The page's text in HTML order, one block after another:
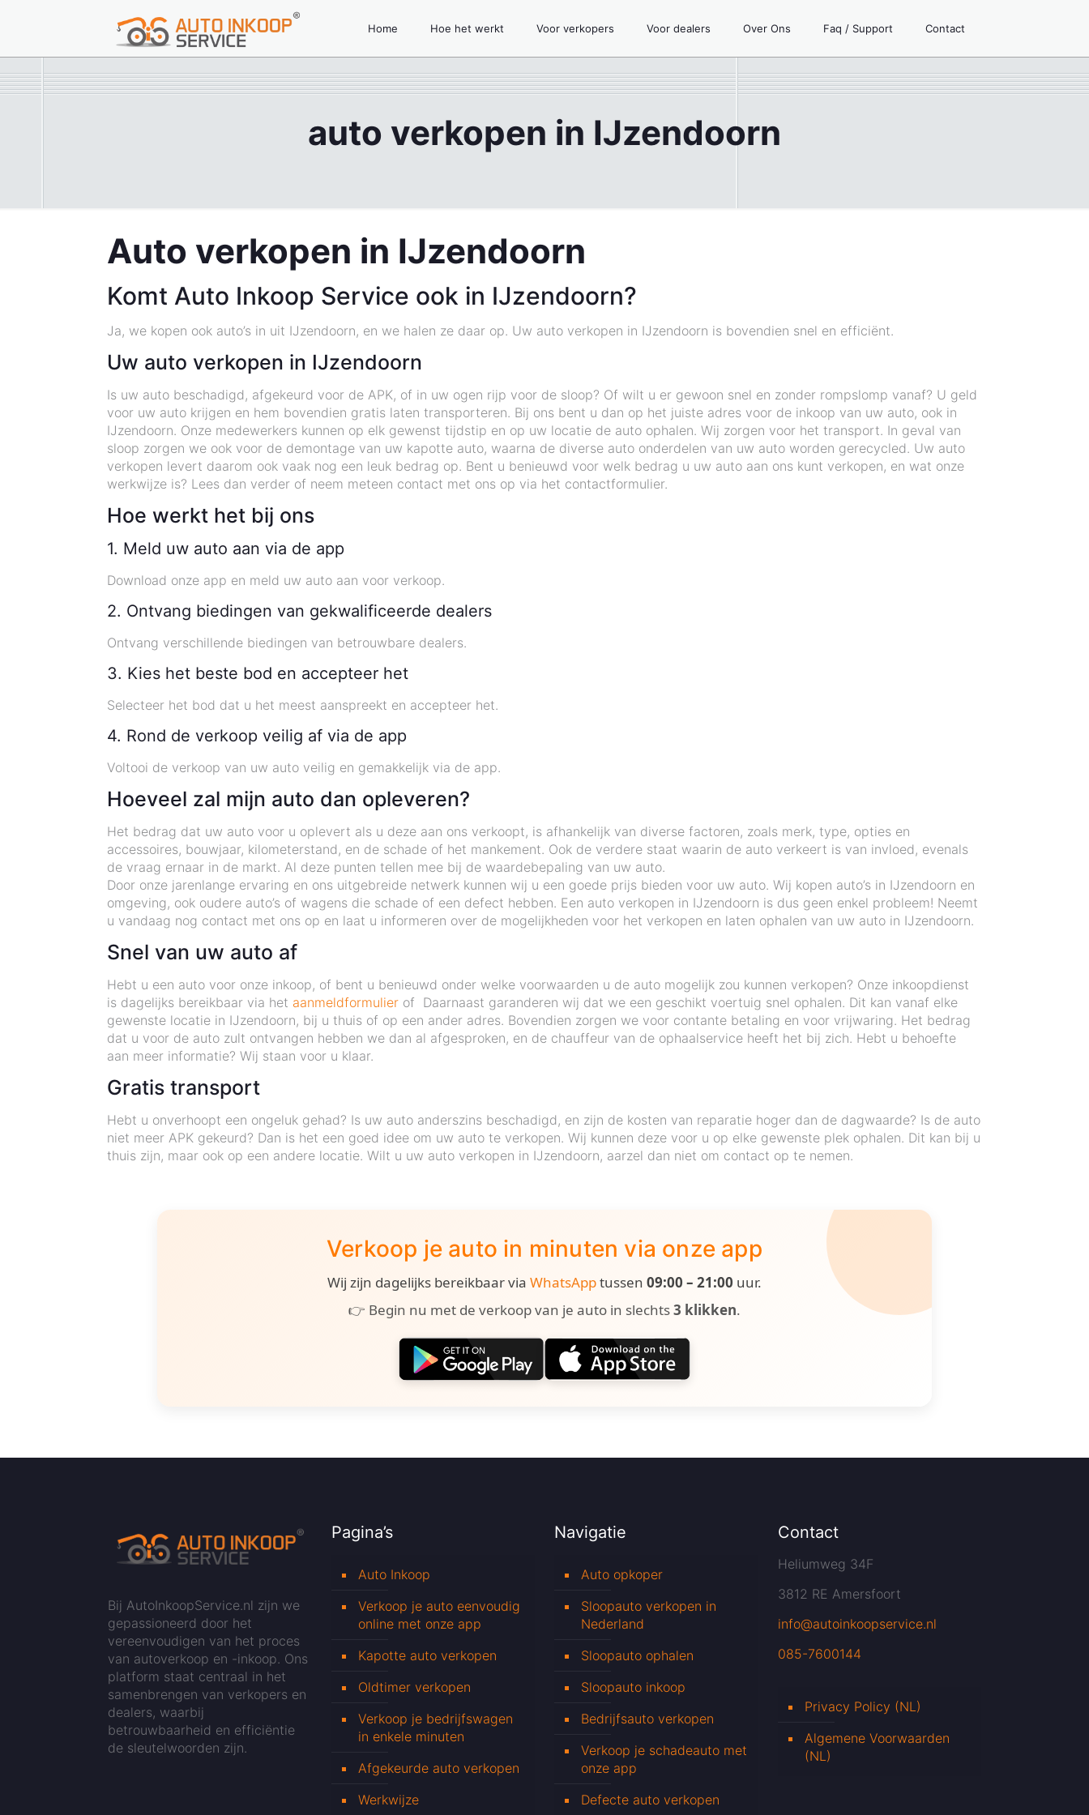
Home Hoe het werkt Voor verkopers Voor dealers Over Ons Faq / Support Contact
auto verkopen in IJzendoorn
Auto verkopen in IJzendoorn
Komt Auto Inkoop Service ook in IJzendoorn?
Ja, we kopen ook auto’s in uit IJzendoorn, en we halen ze daar op. Uw auto verkopen in IJzendoorn is bovendien snel en efficiënt.
Uw auto verkopen in IJzendoorn
Is uw auto beschadigd, afgekeurd voor de APK, of in uw ogen rijp voor de sloop? Of wilt u er gewoon snel en zonder rompslomp vanaf? U geld
voor uw auto krijgen en hem bovendien gratis laten transporteren. Bij ons bent u dan op het juiste adres voor de inkoop van uw auto, ook in
IJzendoorn. Onze medewerkers kunnen op elk gewenst tijdstip en op uw locatie de auto ophalen. Wij zorgen voor het transport. In geval van
sloop zorgen we ook voor de demontage van uw kapotte auto, waarna de diverse auto onderdelen van uw auto worden gerecycled. Uw auto
verkopen levert daarom ook vaak nog een leuk bedrag op. Bent u benieuwd voor welk bedrag u uw auto aan ons kunt verkopen, en wat onze
werkwijze is? Lees dan verder of neem meteen contact met ons op via het contactformulier.
Hoe werkt het bij ons
1. Meld uw auto aan via de app
Download onze app en meld uw auto aan voor verkoop.
2. Ontvang biedingen van gekwalificeerde dealers
Ontvang verschillende biedingen van betrouwbare dealers.
3. Kies het beste bod en accepteer het
Selecteer het bod dat u het meest aanspreekt en accepteer het.
4. Rond de verkoop veilig af via de app
Voltooi de verkoop van uw auto veilig en gemakkelijk via de app.
Hoeveel zal mijn auto dan opleveren?
Het bedrag dat uw auto voor u oplevert als u deze aan ons verkoopt, is afhankelijk van diverse factoren, zoals merk, type, opties en
accessoires, bouwjaar, kilometerstand, en de schade of het mankement. Ook de verdere staat waarin de auto verkeert is van invloed, evenals
de vraag ernaar in de markt. Al deze punten tellen mee bij de waardebepaling van uw auto.
Door onze jarenlange ervaring en ons uitgebreide netwerk kunnen wij u een goede prijs bieden voor uw auto. Wij kopen auto’s in IJzendoorn en
omgeving, ook oudere auto’s of wagens die schade of een defect hebben. Een auto verkopen in IJzendoorn is dus geen enkel probleem! Neemt
u vandaag nog contact met ons op en laat u informeren over de mogelijkheden voor het verkopen en laten ophalen van uw auto in IJzendoorn.
Snel van uw auto af
Hebt u een auto voor onze inkoop, of bent u benieuwd onder welke voorwaarden u de auto mogelijk zou kunnen verkopen? Onze inkoopdienst
is dagelijks bereikbaar via het aanmeldformulier of Daarnaast garanderen wij dat we een geschikt voertuig snel ophalen. Dit kan vanaf elke
gewenste locatie in IJzendoorn, bij u thuis of op een ander adres. Bovendien zorgen we voor contante betaling en voor vrijwaring. Het bedrag
dat u voor de auto zult ontvangen hebben we dan al afgesproken, en de chauffeur van de ophaalservice heeft het bij zich. Hebt u behoefte
aan meer informatie? Wij staan voor u klaar.
Gratis transport
Hebt u onverhoopt een ongeluk gehad? Is uw auto anderszins beschadigd, en zijn de kosten van reparatie hoger dan de dagwaarde? Is de auto
niet meer APK gekeurd? Dan is het een goed idee om uw auto te verkopen. Wij kunnen deze voor u op elke gewenste plek ophalen. Dit kan bij u
thuis zijn, maar ook op een andere locatie. Wilt u uw auto verkopen in IJzendoorn, aarzel dan niet om contact op te nemen.
Verkoop je auto in minuten via onze app
Wij zijn dagelijks bereikbaar via WhatsApptussen 09:00 – 21:00 uur.
👉 Begin nu met de verkoop van je auto in slechts3 klikken.
Bij AutoInkoopService.nl zijn we
gepassioneerd door het
vereenvoudigen van het proces
van autoverkoop en -inkoop. Ons
platform staat centraal in het
samenbrengen van verkopers en
dealers, waarbij
betrouwbaarheid en efficiëntie
de sleutelwoorden zijn.
Pagina’s
Auto Inkoop
Verkoop je auto eenvoudig
online met onze app
Kapotte auto verkopen
Oldtimer verkopen
Verkoop je bedrijfswagen
in enkele minuten
Afgekeurde auto verkopen
Werkwijze
Navigatie
Auto opkoper
Sloopauto verkopen in
Nederland
Sloopauto ophalen
Sloopauto inkoop
Bedrijfsauto verkopen
Verkoop je schadeauto met
onze app
Defecte auto verkopen
Contact
Heliumweg 34F
3812 RE Amersfoort
info@autoinkoopservice.nl
085-7600144
Privacy Policy (NL)
Algemene Voorwaarden
(NL)